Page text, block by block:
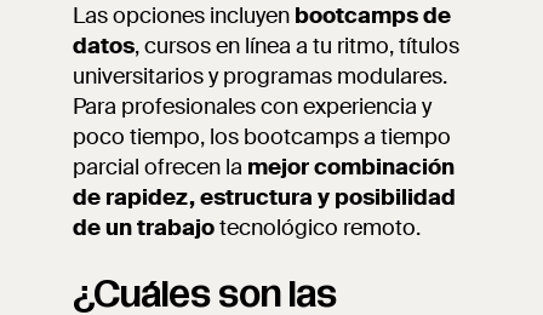
Las opciones incluyen bootcamps de
datos, cursos en línea a tu ritmo, títulos
universitarios y programas modulares.
Para profesionales con experiencia y
poco tiempo, los bootcamps a tiempo
parcial ofrecen la mejor combinación
de rapidez, estructura y posibilidad
de un trabajotecnológico remoto.
¿Cuáles son las